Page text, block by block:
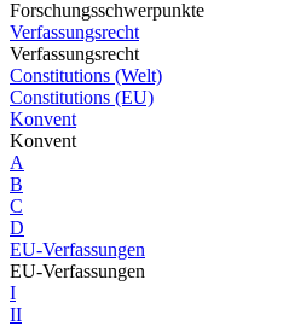
Forschungsschwerpunkte
Verfassungsrecht
Verfassungsrecht
Constitutions (Welt)
Constitutions (EU)
Konvent
Konvent
A
B
C
D
EU-Verfassungen
EU-Verfassungen
I
II